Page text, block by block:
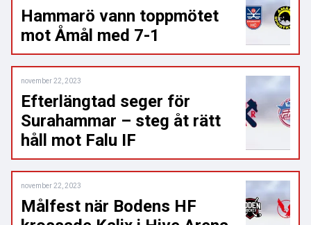
Hammarö vann toppmötet
mot Åmål med 7-1
november 22, 2023
Efterlängtad seger för
Surahammar – steg åt rätt
håll mot Falu IF
november 22, 2023
Målfest när Bodens HF